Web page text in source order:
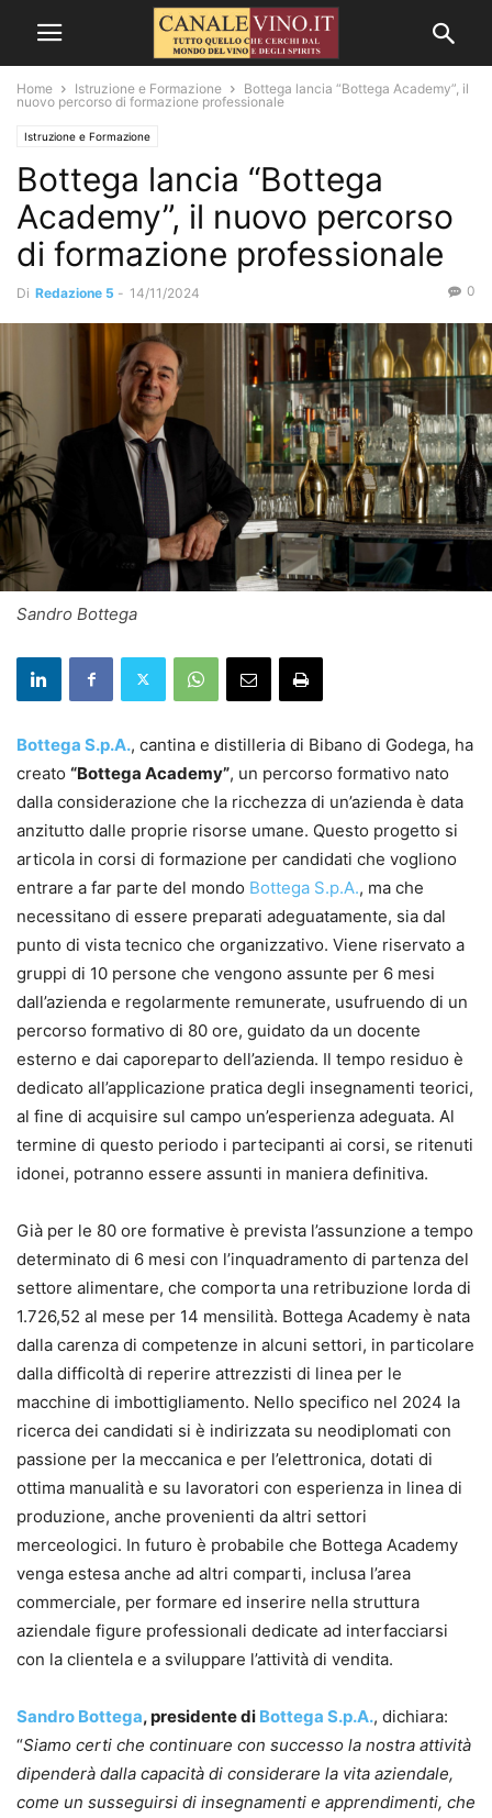
Home Istruzione e Formazione
Bottega lancia “Bottega Academy”, il
nuovo percorso di formazione professionale
Istruzione e Formazione
Bottega lancia “Bottega
Academy”, il nuovo percorso
di formazione professionale
Di Redazione 5 - 14/11/2024 0
Sandro Bottega
Bottega S.p.A., cantina e distilleria di Bibano di Godega, ha
creato “Bottega Academy”, un percorso formativo nato
dalla considerazione che la ricchezza di un’azienda è data
anzitutto dalle proprie risorse umane. Questo progetto si
articola in corsi di formazione per candidati che vogliono
entrare a far parte del mondo Bottega S.p.A., ma che
necessitano di essere preparati adeguatamente, sia dal
punto di vista tecnico che organizzativo. Viene riservato a
gruppi di 10 persone che vengono assunte per 6 mesi
dall’azienda e regolarmente remunerate, usufruendo di un
percorso formativo di 80 ore, guidato da un docente
esterno e dai caporeparto dell’azienda. Il tempo residuo è
dedicato all’applicazione pratica degli insegnamenti teorici,
al fine di acquisire sul campo un’esperienza adeguata. Al
termine di questo periodo i partecipanti ai corsi, se ritenuti
idonei, potranno essere assunti in maniera definitiva.
Già per le 80 ore formative è prevista l’assunzione a tempo
determinato di 6 mesi con l’inquadramento di partenza del
settore alimentare, che comporta una retribuzione lorda di
1.726,52 al mese per 14 mensilità. Bottega Academy è nata
dalla carenza di competenze in alcuni settori, in particolare
dalla difficoltà di reperire attrezzisti di linea per le
macchine di imbottigliamento. Nello specifico nel 2024 la
ricerca dei candidati si è indirizzata su neodiplomati con
passione per la meccanica e per l’elettronica, dotati di
ottima manualità e su lavoratori con esperienza in linea di
produzione, anche provenienti da altri settori
merceologici. In futuro è probabile che Bottega Academy
venga estesa anche ad altri comparti, inclusa l’area
commerciale, per formare ed inserire nella struttura
aziendale figure professionali dedicate ad interfacciarsi
con la clientela e a sviluppare l’attività di vendita.
Sandro Bottega, presidente di Bottega S.p.A., dichiara:
“Siamo certi che continuare con successo la nostra attività
dipenderà dalla capacità di considerare la vita aziendale,
come un susseguirsi di insegnamenti e apprendimenti, che